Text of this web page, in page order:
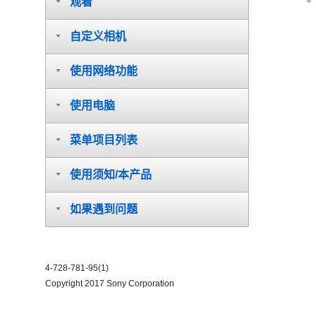
自定义相机
使用网络功能
使用电脑
菜单项目列表
使用须知/本产品
如果遇到问题
4-728-781-95(1)
Copyright 2017 Sony Corporation